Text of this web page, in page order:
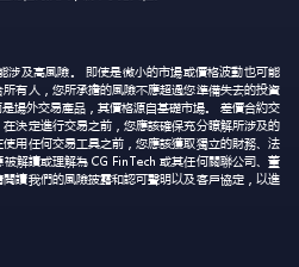
涉及高風險。 即使是微小的市場或價格波動也可能
有人，您所承擔的風險不應超過您準備失去的投資
場外交易產品，其價格源自基礎市場。 差價合約交
決定進行交易之前，您應該確保充分瞭解所涉及的
用任何交易工具之前，您應該獲取獨立的財務、法
解讀或理解為 CG FinTech 或其任何關聯公司、董
讀我們的風險披露和認可聲明以及客戶協定，以進